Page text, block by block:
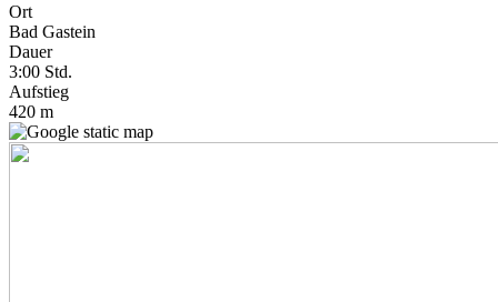
Ort
Bad Gastein
Dauer
3:00 Std.
Aufstieg
420 m